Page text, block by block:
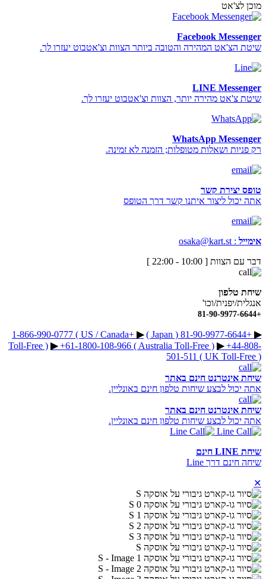
מוכן לצ'אט
Facebook Messenger
שיטת הצ'אט המהירה והטובה ביותר הצוות וצ'אטבוט יעזרו לך.
LINE Messenger
שיטת צ'אט מהירה יותר, הצוות וצ'אטבוט יעזרו לך.
WhatsApp Messenger
רק פניות ושאלות מטופלות; הזמנה לא זמינה.
טופס יצירת קשר
אתה יכול ליצור איתנו קשר דרך הטופס
אימייל :
osaka@kart.st
דבר עם הצוות [ 10:00 - 22:00 ]
שיחת טלפון
אנגלית/יפנית/וכו'
+81-90-9977-6644
▶︎
+81-90-9977-6644 ( Japan )
▶︎
+1-866-990-0777 ( US / Canada
Toll-Free ) ▶︎+61-1800-108-966 ( Australia Toll-Free ) ▶︎+44-808-
501-511 ( UK Toll-Free )
שיחת אינטרנט חינם באתר
אתה יכול לבצע שיחות טלפון חינם באונליין.
שיחת אינטרנט חינם באתר
אתה יכול לבצע שיחות טלפון חינם באונליין.
שיחת LINE חינם
שיחה חינם דרך Line
✕